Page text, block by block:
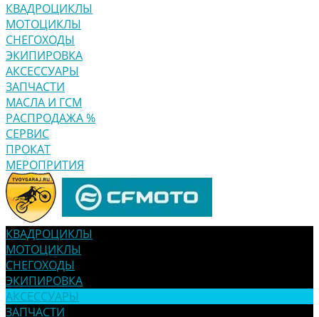
КВАДРОЦИКЛЫ
МОТОЦИКЛЫ
СНЕГОХОДЫ
ЭКИПИРОВКА
АКСЕССУАРЫ
ЗАПЧАСТИ
МАСЛА И ГСМ
РАСПРОДАЖА %
СЕРВИС
ПРОКАТ
МЕРОПРИТИЯ
КВАДРОЦИКЛЫ
МОТОЦИКЛЫ
СНЕГОХОДЫ
ЭКИПИРОВКА
АКСЕССУАРЫ
ЗАПЧАСТИ